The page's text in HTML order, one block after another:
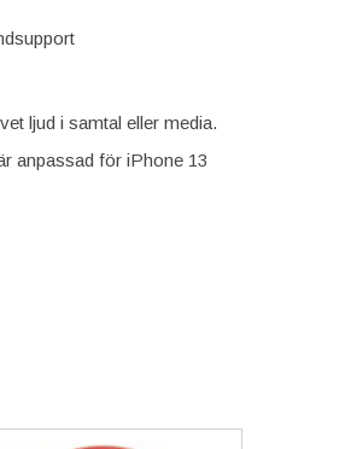
ljud i samtal eller media.
anpassad för iPhone 13